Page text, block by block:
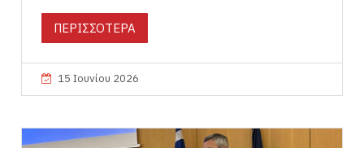
ΠΕΡΙΣΣΟΤΕΡΑ
15 Ιουνίου 2026